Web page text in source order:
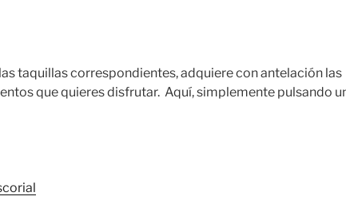
taquillas correspondientes, adquiere con antelación las
que quieres disfrutar. Aquí, simplemente pulsando